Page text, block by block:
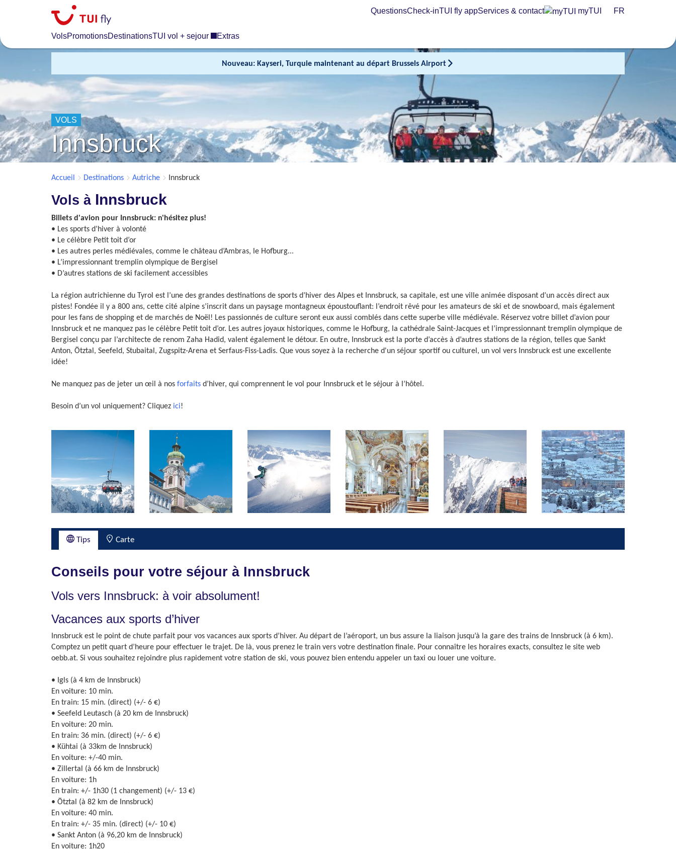
content
VolsPromotionsDestinationsTUI vol + sejour Extras
QuestionsCheck-inTUI fly appServices & contact myTUI FR
Nouveau: Kayseri, Turquie maintenant au départ Brussels Airport
VOLS
Innsbruck
Accueil Destinations Autriche Innsbruck
Vols à Innsbruck
Billets d'avion pour Innsbruck: n'hésitez plus!
• Les sports d’hiver à volonté
• Le célèbre Petit toit d’or
• Les autres perles médiévales, comme le château d’Ambras, le Hofburg...
• L’impressionnant tremplin olympique de Bergisel
• D’autres stations de ski facilement accessibles
La région autrichienne du Tyrol est l’une des grandes destinations de sports d’hiver des Alpes et Innsbruck, sa capitale, est une ville animée disposant d’un accès direct aux
pistes! Fondée il y a 800 ans, cette cité alpine s’inscrit dans un paysage montagneux époustouflant: l’endroit rêvé pour les amateurs de ski et de snowboard, mais également
pour les fans de shopping et de marchés de Noël! Les passionnés de culture seront eux aussi comblés dans cette superbe ville médiévale. Réservez votre billet d’avion pour
Innsbruck et ne manquez pas le célèbre Petit toit d’or. Les autres joyaux historiques, comme le Hofburg, la cathédrale Saint-Jacques et l’impressionnant tremplin olympique de
Bergisel conçu par l’architecte de renom Zaha Hadid, valent également le détour. En outre, Innsbruck est la porte d’accès à d’autres stations de la région, telles que Sankt
Anton, Ötztal, Seefeld, Stubaital, Zugspitz-Arena et Serfaus-Fiss-Ladis. Que vous soyez à la recherche d'un séjour sportif ou culturel, un vol vers Innsbruck est une excellente
idée!
Ne manquez pas de jeter un œil à nos forfaits d’hiver, qui comprennent le vol pour Innsbruck et le séjour à l’hôtel.
Besoin d’un vol uniquement? Cliquez ici!
Tips Carte
Conseils pour votre séjour à Innsbruck
Vols vers Innsbruck: à voir absolument!
Vacances aux sports d’hiver
Innsbruck est le point de chute parfait pour vos vacances aux sports d’hiver. Au départ de l’aéroport, un bus assure la liaison jusqu’à la gare des trains de Innsbruck (à 6 km).
Comptez un petit quart d’heure pour effectuer le trajet. De là, vous prenez le train vers votre destination finale. Pour connaître les horaires exacts, consultez le site web
oebb.at. Si vous souhaitez rejoindre plus rapidement votre station de ski, vous pouvez bien entendu appeler un taxi ou louer une voiture.
• Igls (à 4 km de Innsbruck)
En voiture: 10 min.
En train: 15 min. (direct) (+/- 6 €)
• Seefeld Leutasch (à 20 km de Innsbruck)
En voiture: 20 min.
En train: 36 min. (direct) (+/- 6 €)
• Kühtai (à 33km de Innsbruck)
En voiture: +/-40 min.
• Zillertal (à 66 km de Innsbruck)
En voiture: 1h
En train: +/- 1h30 (1 changement) (+/- 13 €)
• Ötztal (à 82 km de Innsbruck)
En voiture: 40 min.
En train: +/- 35 min. (direct) (+/- 10 €)
• Sankt Anton (à 96,20 km de Innsbruck)
En voiture: 1h20